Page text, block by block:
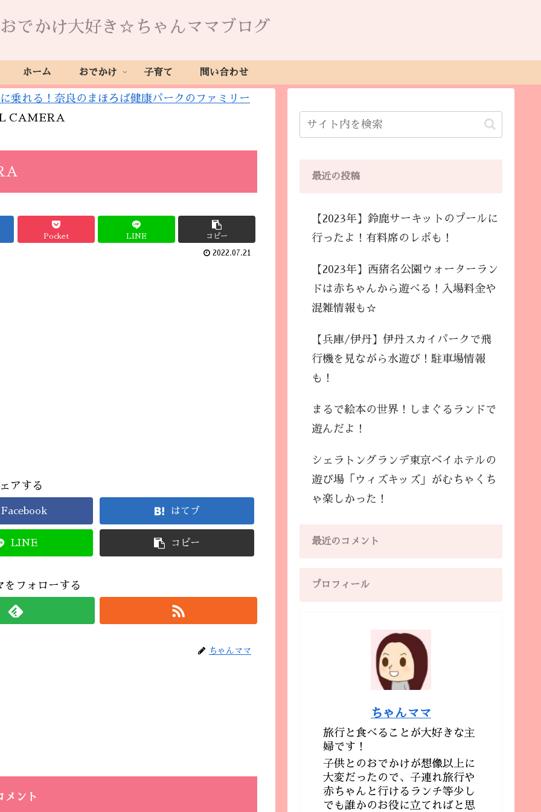
おでかけ大好き☆ちゃんママブログ
ホーム おでかけ 子育て 問い合わせ
乗れる！奈良のまほろば健康パークのファミリー
CAMERA
Pocket LINE コピー
2022.07.21
アする
Facebook はてブ
LINE コピー
をフォローする
ちゃんママ
メント
最近の投稿
【2023年】鈴鹿サーキットのプールに
行ったよ！有料席のレポも！
【2023年】西猪名公園ウォーターラン
ドは赤ちゃんから遊べる！入場料金や
混雑情報も☆
【兵庫/伊丹】伊丹スカイパークで飛
行機を見ながら水遊び！駐車場情報
も！
まるで絵本の世界！しまぐるランドで
遊んだよ！
シェラトングランデ東京ベイホテルの
遊び場「ウィズキッズ」がむちゃくち
ゃ楽しかった！
最近のコメント
プロフィール
ちゃんママ
旅行と食べることが大好きな主
婦です！
子供とのおでかけが想像以上に
大変だったので、子連れ旅行や
赤ちゃんと行けるランチ等少し
でも誰かのお役に立てればと思